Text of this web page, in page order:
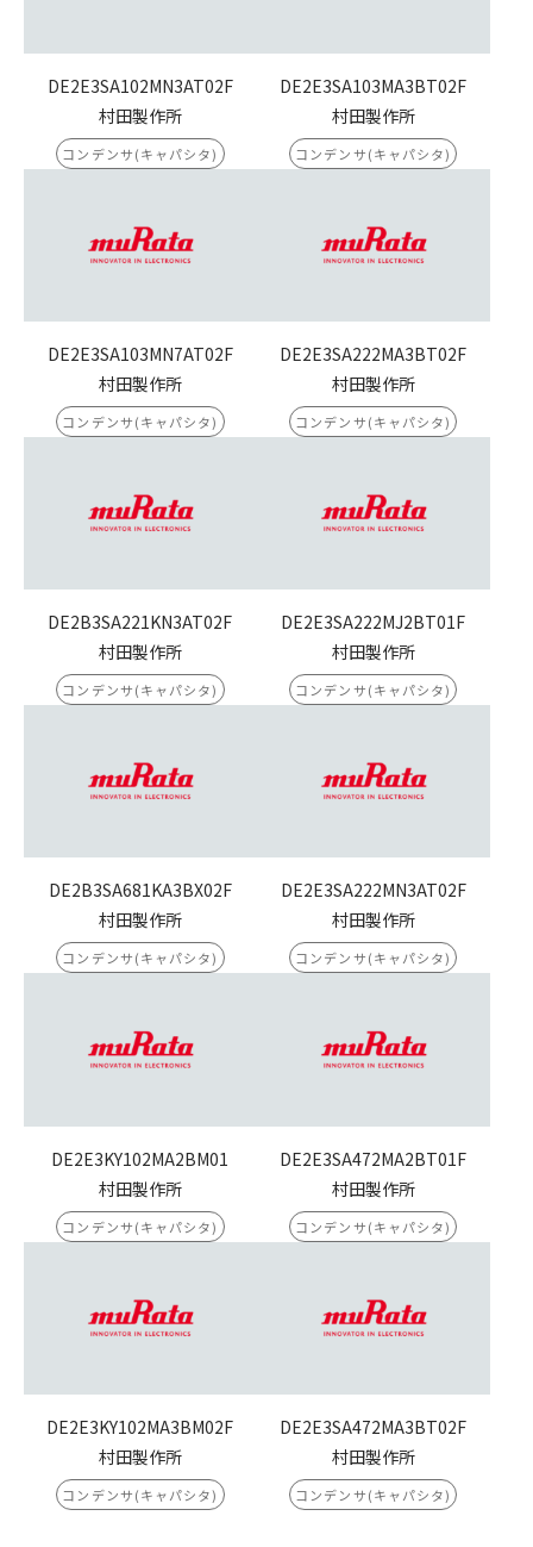
DE2E3SA102MN3AT02F
村田製作所
コンデンサ(キャパシタ)
DE2E3SA103MA3BT02F
村田製作所
コンデンサ(キャパシタ)
DE2E3SA103MN7AT02F
村田製作所
コンデンサ(キャパシタ)
DE2E3SA222MA3BT02F
村田製作所
コンデンサ(キャパシタ)
DE2B3SA221KN3AT02F
村田製作所
コンデンサ(キャパシタ)
DE2E3SA222MJ2BT01F
村田製作所
コンデンサ(キャパシタ)
DE2B3SA681KA3BX02F
村田製作所
コンデンサ(キャパシタ)
DE2E3SA222MN3AT02F
村田製作所
コンデンサ(キャパシタ)
DE2E3KY102MA2BM01
村田製作所
コンデンサ(キャパシタ)
DE2E3SA472MA2BT01F
村田製作所
コンデンサ(キャパシタ)
DE2E3KY102MA3BM02F
村田製作所
コンデンサ(キャパシタ)
DE2E3SA472MA3BT02F
村田製作所
コンデンサ(キャパシタ)